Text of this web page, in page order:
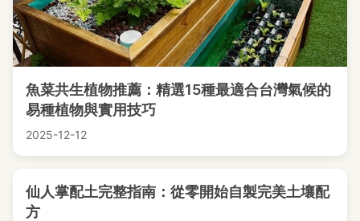
魚菜共生植物推薦：精選15種最適合台灣氣候的
易種植物與實用技巧
2025-12-12
仙人掌配土完整指南：從零開始自製完美土壤配
方